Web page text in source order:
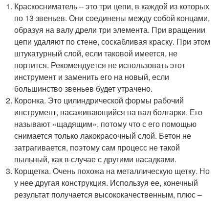
Краскосниматель – это три цепи, в каждой из которых
по 13 звеньев. Они соединены между собой концами,
образуя на валу дрели три элемента. При вращении
цепи удаляют по стене, соскабливая краску. При этом
штукатурный слой, если таковой имеется, не
портится. Рекомендуется не использовать этот
инструмент и заменить его на новый, если
большинство звеньев будет утрачено.
Коронка. Это цилиндрической формы рабочий
инструмент, насаживающийся на вал болгарки. Его
называют «щадящим», потому что с его помощью
снимается только лакокрасочный слой. Бетон не
затрагивается, поэтому сам процесс не такой
пыльный, как в случае с другими насадками.
Корщетка. Очень похожа на металлическую щетку. Но
у нее другая конструкция. Используя ее, конечный
результат получается высококачественным, плюс –